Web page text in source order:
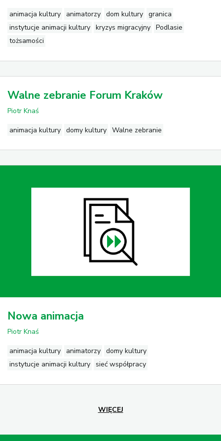
animacja kultury animatorzy dom kultury
granica
instytucje animacji kultury
kryzys migracyjny
Podlasie
tożsamości
Walne zebranie Forum Kraków
Piotr Knaś
animacja kultury domy kultury Walne zebranie
Nowa animacja
Piotr Knaś
animacja kultury animatorzy
domy kultury
instytucje animacji kultury
sieć współpracy
WIĘCEJ